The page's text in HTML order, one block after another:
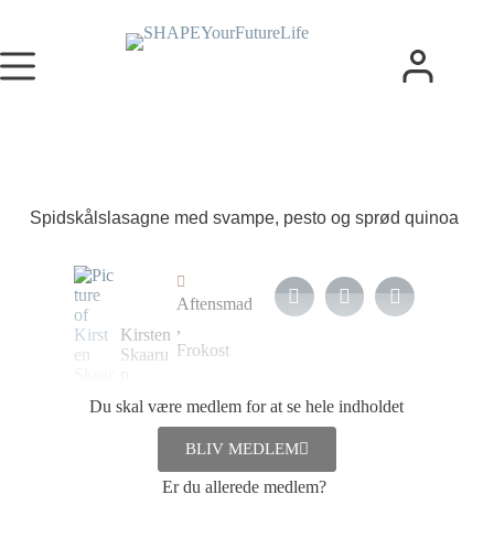
Spidskålslasagne med svampe, pesto og sprød quinoa
Kirsten
Skaaru
7. februar
Aftensmad
,
Frokost
Du skal være medlem for at se hele indholdet
BLIV MEDLEM
Er du allerede medlem?